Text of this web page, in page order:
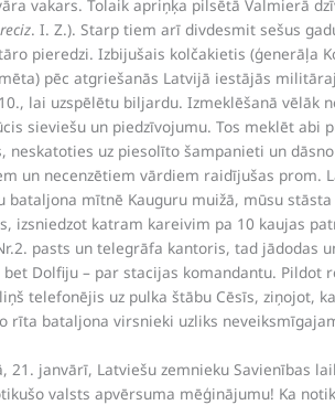
vakars. Tolaik apriņķa pilsētā Valmierā
. I. Z.). Starp tiem arī divdesmit sešus
pieredzi. Izbijušais kolčakietis (ģenerāļa
pēc atgriešanās Latvijā iestājās
lai uzspēlētu biljardu. Izmeklēšanā
sieviešu un piedzīvojumu. Tos meklēt
neskatoties uz piesolīto šampanieti un
un necenzētiem vārdiem raidījušas prom.
bataljona mītnē Kauguru muižā, mūsu
izsniedzot katram kareivim pa 10 kaujas
pasts un telegrāfa kantoris, tad jādodas
Dolfiju – par stacijas komandantu.
telefonējis uz pulka štābu Cēsīs, ziņojot,
rīta bataljona virsnieki uzliks
21. janvārī, Latviešu zemnieku Savienības
valsts apvērsuma mēģinājumu! Ka